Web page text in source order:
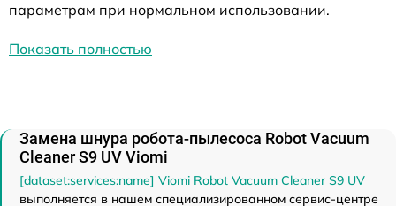
параметрам при нормальном использовании.
Показать полностью
Замена шнура робота-пылесоса Robot Vacuum
Cleaner S9 UV Viomi
[dataset:services:name] Viomi Robot Vacuum Cleaner S9 UV
выполняется в нашем специализированном сервис-центре